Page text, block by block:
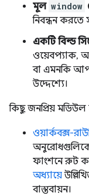
মূল window
নিবন্ধন
একটি বিল্ড
ওয়েবপ্যাক,
বা এমনকি
উদ্দেশ্যে।
কিছু জনপ্রিয়
ওয়ার্কবক্স-
অনুরোধগুলিকে
ফাংশনে রুট
অধ্যায়ে
বাস্তবায়ন।